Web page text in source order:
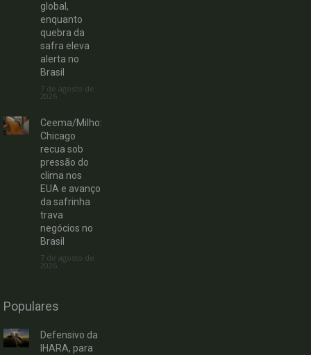
global,
enquanto
quebra da
safra eleva
alerta no
Brasil
7 de agosto de
2026
Ceema/Milho:
Chicago
recua sob
pressão do
clima nos
EUA e avanço
da safrinha
trava
negócios no
Brasil
7 de agosto de
2026
Populares
Defensivo da
IHARA, para